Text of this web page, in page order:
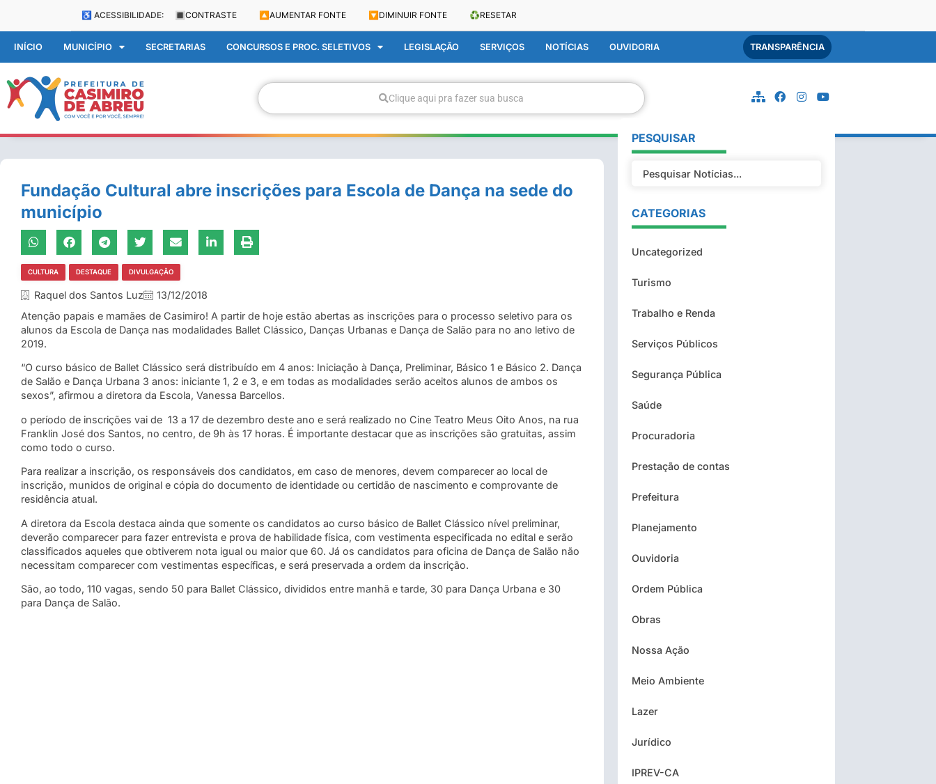
♿ ACESSIBILIDADE: 🔳 CONTRASTE 🔼 AUMENTAR FONTE 🔽 DIMINUIR FONTE ♻️RESETAR
INÍCIO MUNICÍPIO SECRETARIAS CONCURSOS E PROC. SELETIVOS LEGISLAÇÃO SERVIÇOS NOTÍCIAS OUVIDORIA TRANSPARÊNCIA
Clique aqui pra fazer sua busca
Fundação Cultural abre inscrições para Escola de Dança na sede do
município
CULTURA DESTAQUE DIVULGAÇÃO
Raquel dos Santos Luz
13/12/2018
Atenção papais e mamães de Casimiro! A partir de hoje estão abertas as inscrições para o processo seletivo para os
alunos da Escola de Dança nas modalidades Ballet Clássico, Danças Urbanas e Dança de Salão para no ano letivo de
2019.
“O curso básico de Ballet Clássico será distribuído em 4 anos: Iniciação à Dança, Preliminar, Básico 1 e Básico 2. Dança
de Salão e Dança Urbana 3 anos: iniciante 1, 2 e 3, e em todas as modalidades serão aceitos alunos de ambos os
sexos”, afirmou a diretora da Escola, Vanessa Barcellos.
o período de inscrições vai de 13 a 17 de dezembro deste ano e será realizado no Cine Teatro Meus Oito Anos, na rua
Franklin José dos Santos, no centro, de 9h às 17 horas. É importante destacar que as inscrições são gratuitas, assim
como todo o curso.
Para realizar a inscrição, os responsáveis dos candidatos, em caso de menores, devem comparecer ao local de
inscrição, munidos de original e cópia do documento de identidade ou certidão de nascimento e comprovante de
residência atual.
A diretora da Escola destaca ainda que somente os candidatos ao curso básico de Ballet Clássico nível preliminar,
deverão comparecer para fazer entrevista e prova de habilidade física, com vestimenta especificada no edital e serão
classificados aqueles que obtiverem nota igual ou maior que 60. Já os candidatos para oficina de Dança de Salão não
necessitam comparecer com vestimentas específicas, e será preservada a ordem da inscrição.
São, ao todo, 110 vagas, sendo 50 para Ballet Clássico, divididos entre manhã e tarde, 30 para Dança Urbana e 30
para Dança de Salão.
PESQUISAR
CATEGORIAS
Uncategorized
Turismo
Trabalho e Renda
Serviços Públicos
Segurança Pública
Saúde
Procuradoria
Prestação de contas
Prefeitura
Planejamento
Ouvidoria
Ordem Pública
Obras
Nossa Ação
Meio Ambiente
Lazer
Jurídico
IPREV-CA